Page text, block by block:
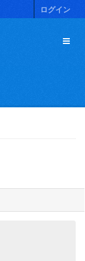
ログイン